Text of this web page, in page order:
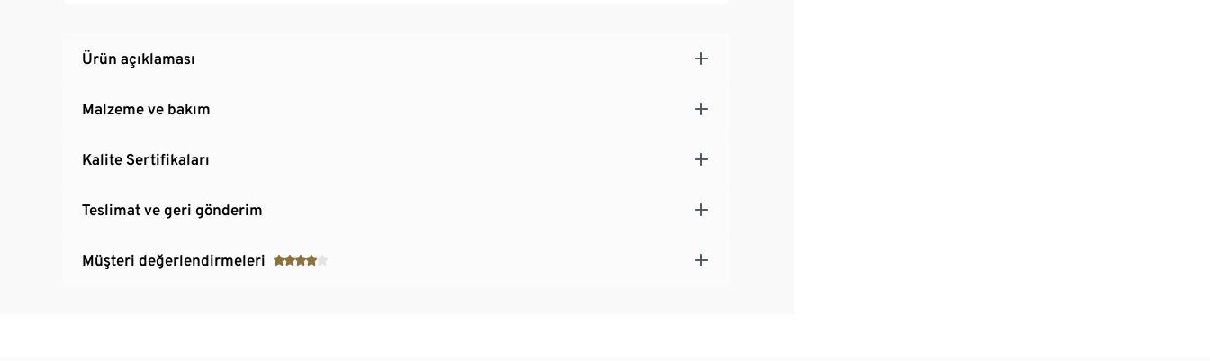
Ürün açıklaması
Malzeme ve bakım
Kalite Sertifikaları
Teslimat ve geri gönderim
Müşteri değerlendirmeleri